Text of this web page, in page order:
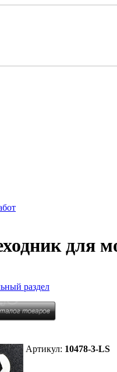
для
раздел
Артикул: 10478-3-LS